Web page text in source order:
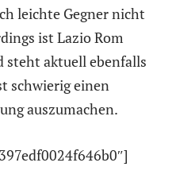
leichte Gegner nicht
ist Lazio Rom
steht aktuell ebenfalls
schwierig einen
auszumachen.